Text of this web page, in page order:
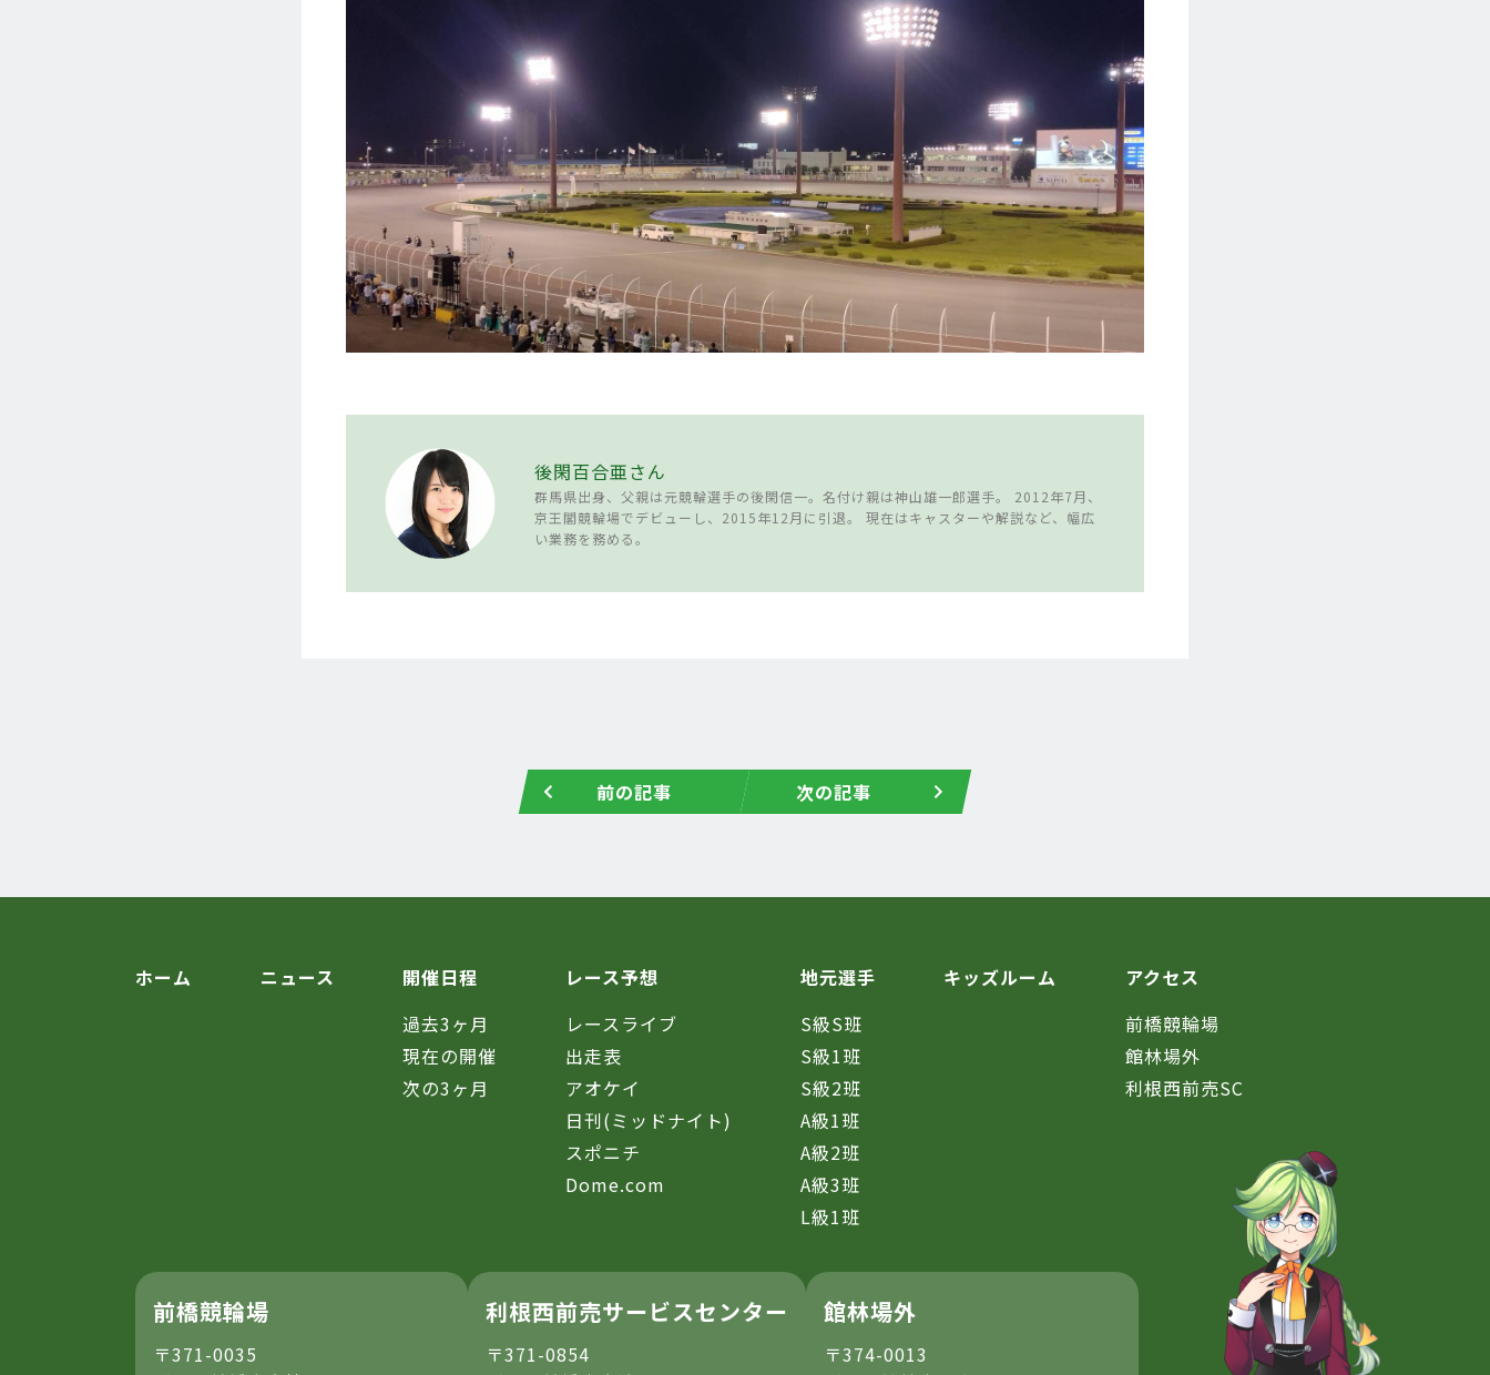
後閑百合亜さん
群馬県出身、父親は元競輪選手の後閑信一。名付け親は神山雄一郎選手。 2012年7月、
京王閣競輪場でデビューし、2015年12月に引退。 現在はキャスターや解説など、幅広
い業務を務める。
前の記事 次の記事
ホーム ニュース
開催日程
過去3ヶ月
現在の開催
次の3ヶ月
レース予想
レースライブ
出走表
アオケイ
日刊(ミッドナイト)
スポニチ
Dome.com
地元選手
S級S班
S級1班
S級2班
A級1班
A級2班
A級3班
L級1班
キッズルーム
アクセス
前橋競輪場
館林場外
利根西前売SC
前橋競輪場
〒371-0035
利根西前売サービスセンター
〒371-0854
館林場外
〒374-0013